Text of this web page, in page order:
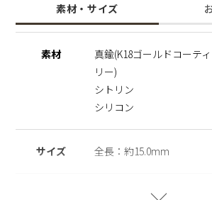
してご使用いただけるので、大切な人へ
です。
※ニッケルフリー
金属製のアクセサリーに含まれるニッケ
ギーを防ぐために、ニッケルをほぼ含ま
【International Woman’s day MIMOSA】
STELLAR HOLLYWOODからミモザをお
素材・サイズ
素材
真鍮(K18ゴールドコーテ
リー)
シトリン
シリコン
サイズ 全長：約15.0mm
重さ：約2.5g